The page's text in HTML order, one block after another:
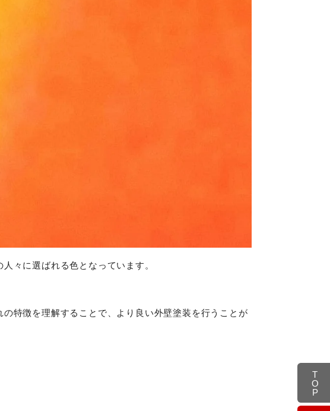
々に選ばれる色となっています。
特徴を理解することで、より良い外壁塗装を行うことが
TOP